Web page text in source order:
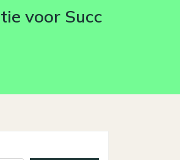
voor Succ